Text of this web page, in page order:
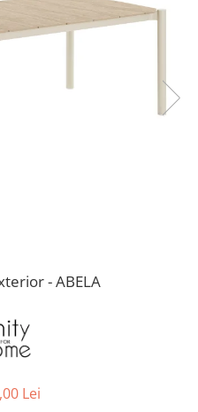
- ABELA
Lei